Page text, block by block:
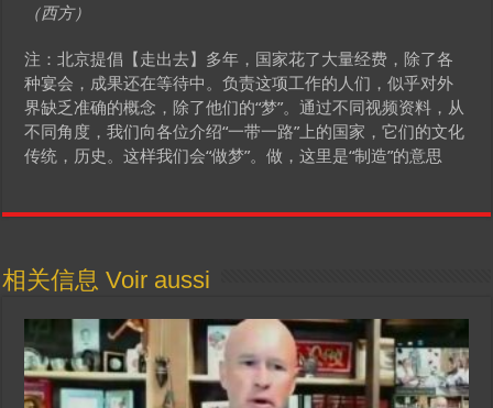
（西方）
注：北京提倡【走出去】多年，国家花了大量经费，除了各
种宴会，成果还在等待中。负责这项工作的人们，似乎对外
界缺乏准确的概念，除了他们的“梦”。通过不同视频资料，从
不同角度，我们向各位介绍“一带一路”上的国家，它们的文化
传统，历史。这样我们会“做梦”。做，这里是“制造”的意思
相关信息 Voir aussi